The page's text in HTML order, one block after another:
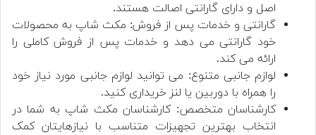
اصل و دارای گارانتی اصالت هستند.
گارانتی و خدمات پس از فروش: مکث شاپ به محصولات
خود گارانتی می دهد و خدمات پس از فروش کاملی را
ارائه می کند.
لوازم جانبی متنوع: می توانید لوازم جانبی مورد نیاز خود
را همراه با دوربین یا لنز خریداری کنید.
کارشناسان متخصص: کارشناسان مکث شاپ به شما در
انتخاب بهترین تجهیزات متناسب با نیازهایتان کمک